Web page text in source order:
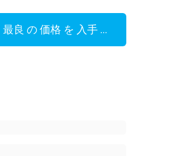
最良 の 価格 を 入手 する